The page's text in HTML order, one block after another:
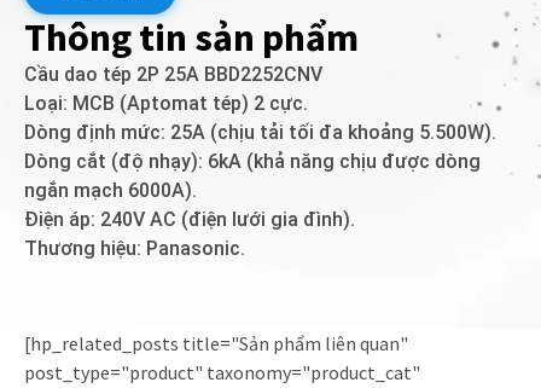
Thông tin sản phẩm
Cầu dao tép 2P 25A BBD2252CNV
Loại: MCB (Aptomat tép) 2 cực.
Dòng định mức: 25A (chịu tải tối đa khoảng 5.500W).
Dòng cắt (độ nhạy): 6kA (khả năng chịu được dòng
ngắn mạch 6000A).
Điện áp: 240V AC (điện lưới gia đình).
Thương hiệu: Panasonic.
[hp_related_posts title="Sản phẩm liên quan"
post_type="product" taxonomy="product_cat"